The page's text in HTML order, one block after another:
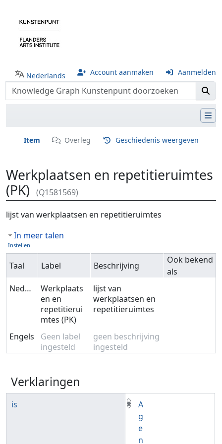
Nederlands Account aanmaken Aanmelden
Item Overleg Geschiedenis weergeven
Werkplaatsen en repetitieruimtes
(PK)
(Q1581569)
Ga naar:navigatie,zoeken
lijst van werkplaatsen en repetitieruimtes
In meer talen
Instellen
Taal Label Beschrijving
Ook bekend
als
Nederlands
Werkplaats
en en
repetitierui
mtes (PK)
lijst van
werkplaatsen en
repetitieruimtes
Engels
Geen label
ingesteld
geen beschrijving
ingesteld
Verklaringen
is
A
g
e
n